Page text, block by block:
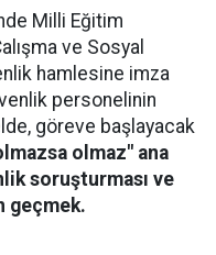
Milli Eğitim
ve Sosyal
hamlesine imza
personelinin
göreve başlayacak
olmaz" ana
soruşturması ve
geçmek.